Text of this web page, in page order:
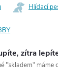
Hlídací
zítra
"skladem" máme